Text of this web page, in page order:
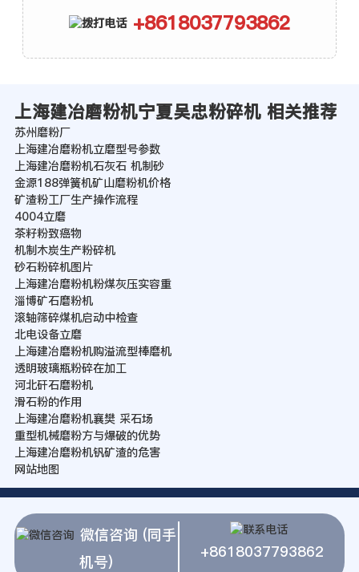
+8618037793862
上海建冶磨粉机宁夏吴忠粉碎机 相关推荐
苏州磨粉厂
上海建冶磨粉机立磨型号参数
上海建冶磨粉机石灰石 机制砂
金源188弹簧机矿山磨粉机价格
矿渣粉工厂生产操作流程
4004立磨
茶籽粉致癌物
机制木炭生产粉碎机
砂石粉碎机图片
上海建冶磨粉机粉煤灰压实容重
淄博矿石磨粉机
滚轴筛碎煤机启动中检查
北电设备立磨
上海建冶磨粉机购溢流型棒磨机
透明玻璃瓶粉碎在加工
河北矸石磨粉机
滑石粉的作用
上海建冶磨粉机襄樊 采石场
重型机械磨粉方与爆破的优势
上海建冶磨粉机钒矿渣的危害
网站地图
微信咨询 (同手
机号)
+8618037793862